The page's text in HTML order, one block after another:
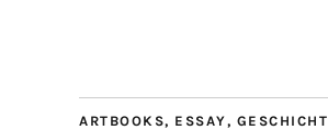
ARTBOOKS, ESSAY,